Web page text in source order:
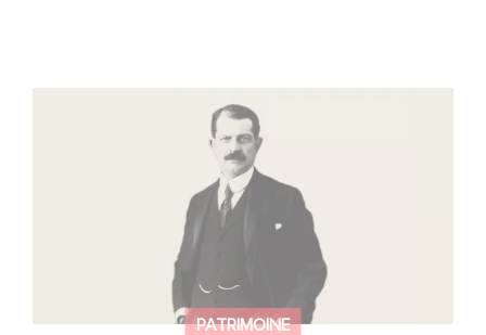
PATRIMOINE
130 ans d’innovation, et l’histoire continue